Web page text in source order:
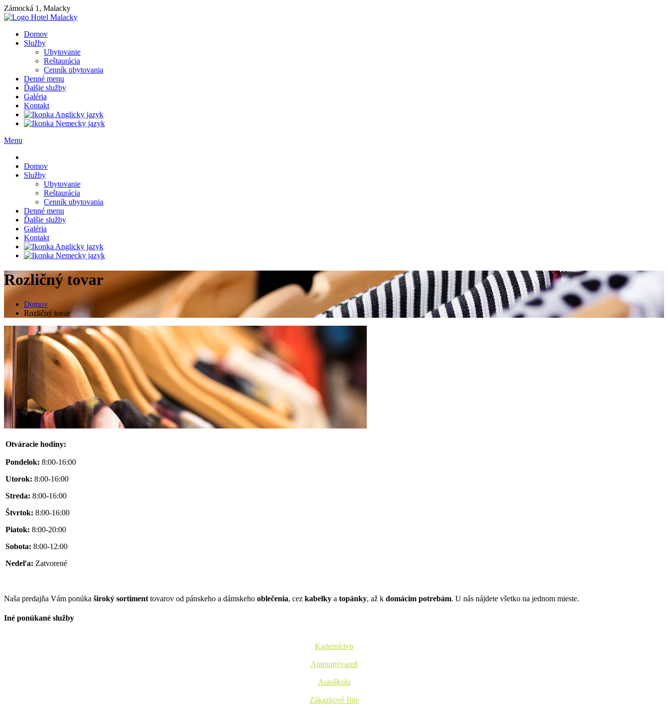
Zámocká 1, Malacky
Domov
Služby
Ubytovanie
Reštaurácia
Cenník ubytovania
Denné menu
Ďalšie služby
Galéria
Kontakt
Menu
Domov
Služby
Ubytovanie
Reštaurácia
Cenník ubytovania
Denné menu
Ďalšie služby
Galéria
Kontakt
Rozličný tovar
Domov
Rozličný tovar
Otváracie hodiny:
Pondelok: 8:00-16:00
Utorok: 8:00-16:00
Streda: 8:00-16:00
Štvrtok: 8:00-16:00
Piatok: 8:00-20:00
Sobota: 8:00-12:00
Nedeľa: Zatvorené
Naša predajňa Vám ponúka široký sortiment tovarov od pánskeho a dámskeho oblečenia, cez kabelky a topánky, až k domácim potrebám. U nás nájdete všetko na jednom mieste.
Iné ponúkané služby
Kaderníctvo
Autoumývareň
Autoškola
Zákazkové šitie